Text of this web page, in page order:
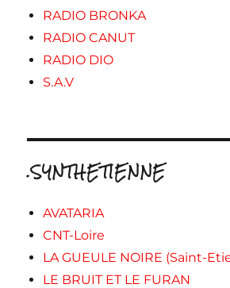
RADIO BRONKA
RADIO CANUT
RADIO DIO
S.A.V
.SYNTHETIENNE
AVATARIA
CNT-Loire
LA GUEULE NOIRE (Saint-
LE BRUIT ET LE FURAN